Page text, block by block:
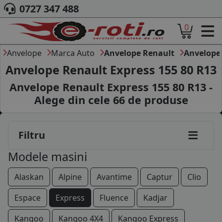
ACASA
DESPRE NOI
ANVELOPE
AUTO
CAMION
MOTO
MARCA AUTO
BLOG
B2B - COLABORARE COMPANII
CONT
0727 347 488
0
Anvelope Marca Auto Anvelope Renault
Anvelope Renault Express 155 80 R13
Anvelope Renault Express 155 80 R13 -
Alege din cele 66de produse
Filtru
Modele masini
Alaskan Alpine Avantime Captur
Clio
Espace
Express Fluence
Kadjar
Kangoo
Kangoo 4X4
Kangoo Express